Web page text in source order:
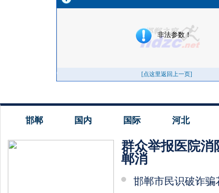
邯郸 国内 国际 河北
群众举报医院消
郸消
邯郸市民识破诈骗